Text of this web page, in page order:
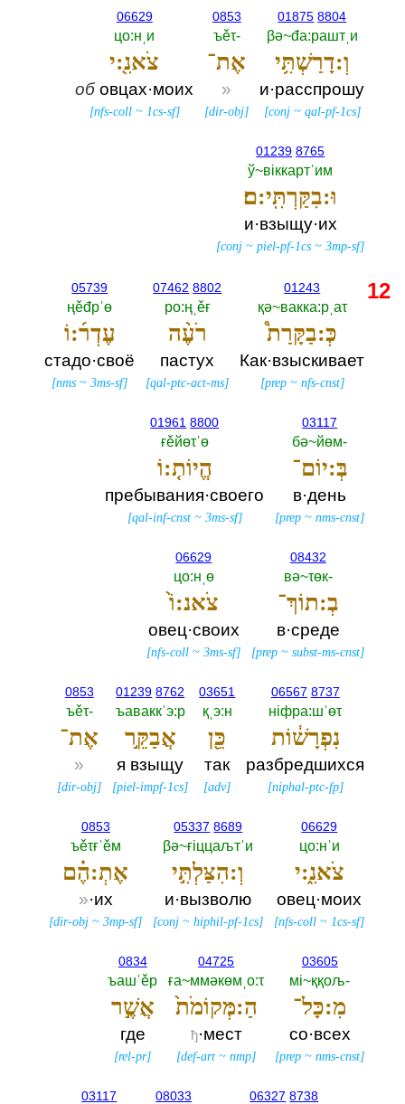
01875 8804
βә~đа:раштˌи
וְ:דָרַשְׁתִּ֥י
и·расспрошу
[conj~ qal-pf-1cs]
0853
ъěτ-‎
אֶת־
»
[dir-obj]
06629
цо:нˌи
צֹאנִ֖:י
обовцах·моих
[nfs-coll~ 1cs-sf]
01239 8765
ў~вiккартˈим
וּ:בִקַּרְתִּֽי:ם׃
и·взыщу·их
[conj ~piel-pf-1cs ~3mp-sf]
01243
қә~вакка:рˌаτ
כְּ:בַקָּרַת֩
Как·взыскивает
[prep~ nfs-cnst]
07462 8802
ро:ңˌěғ
רֹעֶ֨ה
пастух
[qal-ptc-act-ms]
05739
ңěđрˈө
עֶדְר֜:וֹ
стадо·своё
[nms ~3ms-sf]
03117
бә~йөм-‎
בְּ:יוֹם־
в·день
[prep ~nms-cnst]
01961 8800
ғěйөτˈө
הֱיוֹת֤:וֹ
пребывания·своего
[qal-inf-cnst~ 3ms-sf]
08432
вә~τөк-‎
בְ:תוֹךְ־
в·среде
[prep ~subst-ms-cnst]
06629
цо:нˌө
צֹאנ:וֹ֙
овец·своих
[nfs-coll ~3ms-sf]
06567 8737
нiфра:шˈөτ
נִפְרָשׁ֔וֹת
разбредшихся
[niphal-ptc-fp]
03651
қˌэ:н
כֵּ֖ן
так
[adv]
01239 8762
ъаваккˈэ:р
אֲבַקֵּ֣ר
я взыщу
[piel-impf-1cs]
0853
ъěτ-‎
אֶת־
»
[dir-obj]
06629
цо:нˈи
צֹאנִ֑:י
овец·моих
[nfs-coll ~1cs-sf]
05337 8689
βә~ғiццаљтˈи
וְ:הִצַּלְתִּ֣י
и·вызволю
[conj ~hiphil-pf-1cs]
0853
ъěτғˈěм
אֶתְ:הֶ֗ם
»·их
[dir-obj ~3mp-sf]
03605
мi~ққољ-‎
מִ:כָּל־
со·всех
[prep ~nms-cnst]
04725
ға~ммәкөмˌо:τ
הַ:מְּקוֹמֹת֙
ђ·мест
[def-art ~nmp]
0834
ъашˈěр
אֲשֶׁ֣ר
где
[rel-pr]
06327 8738
08033
03117
12